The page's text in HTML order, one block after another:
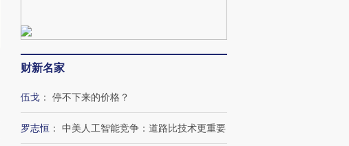
财新名家
伍戈 ： 停不下来的价格？
罗志恒 ： 中美人工智能竞争：道路比技术更重要